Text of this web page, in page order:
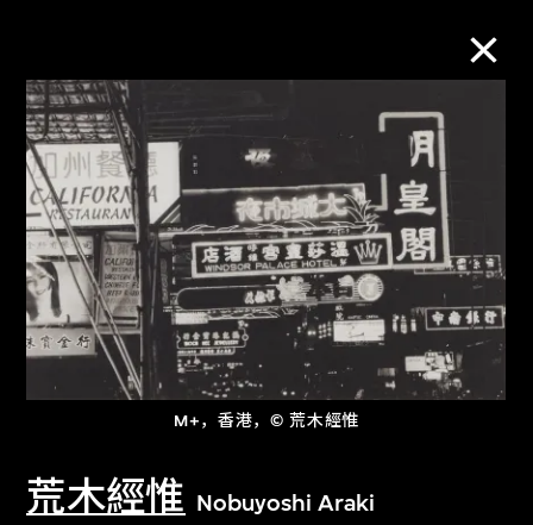
M+，香港，© 荒木經惟
荒木經惟 Nobuyoshi Araki
M+藏品
进一步筛选 搜索
关于M+藏品
文化藏品。